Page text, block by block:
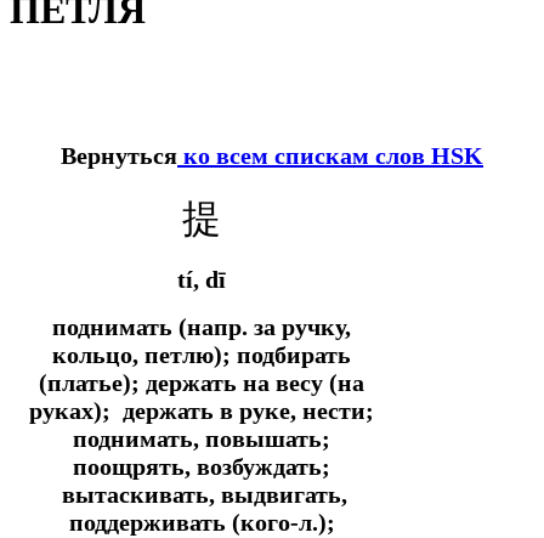
ПЕТЛЯ
Вернуться ко всем спискам слов HSK
提
tí, dī
поднимать (напр. за ручку,
кольцо, петлю); подбирать
(платье); держать на весу (на
руках); держать в руке, нести;
поднимать, повышать;
поощрять, возбуждать;
вытаскивать, выдвигать,
поддерживать (кого-л.);